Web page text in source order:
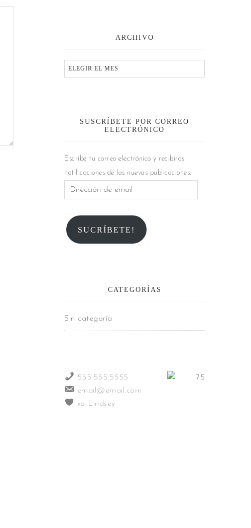
ARCHIVO
SUSCRÍBETE POR CORREO
ELECTRÓNICO
Escribe tu correo electrónico y recibirás
notificaciones de las nuevas publicaciones.
SUCRÍBETE!
CATEGORÍAS
Sin categoría
555.555.5555
email@email.com
xo Lindsey